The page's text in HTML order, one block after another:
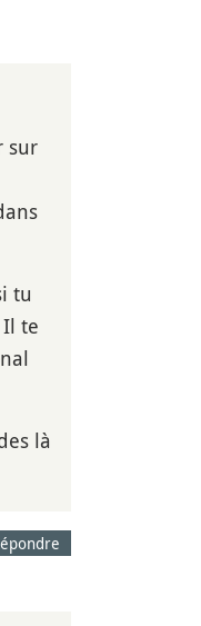
sur
tu
te
là